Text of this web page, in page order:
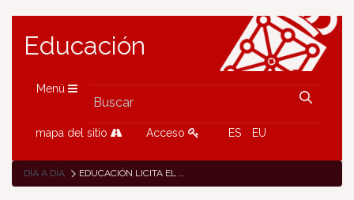
Educación
Menú
mapa del sitio Acceso ES EU
DÍA A DÍA EDUCACIÓN LICITA EL PROYECTO DE LA REFORMA DE ETI SAN JUAN DE TUDELA